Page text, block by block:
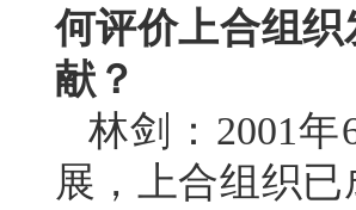
何评价上合组
献？
林剑：2001
展，上合组织